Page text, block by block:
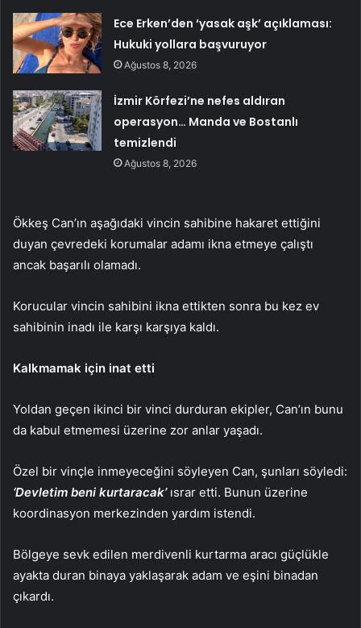
Ece Erken’den ‘yasak aşk’ açıklaması:
Hukuki yollara başvuruyor
Ağustos 8, 2026
İzmir Körfezi’ne nefes aldıran
operasyon… Manda ve Bostanlı
temizlendi
Ağustos 8, 2026
Ökkeş Can’ın aşağıdaki vincin sahibine hakaret ettiğini
duyan çevredeki korumalar adamı ikna etmeye çalıştı
ancak başarılı olamadı.
Korucular vincin sahibini ikna ettikten sonra bu kez ev
sahibinin inadı ile karşı karşıya kaldı.
Kalkmamak için inat etti
Yoldan geçen ikinci bir vinci durduran ekipler, Can’ın bunu
da kabul etmemesi üzerine zor anlar yaşadı.
Özel bir vinçle inmeyeceğini söyleyen Can, şunları söyledi:
‘Devletim beni kurtaracak’ısrar etti. Bunun üzerine
koordinasyon merkezinden yardım istendi.
Bölgeye sevk edilen merdivenli kurtarma aracı güçlükle
ayakta duran binaya yaklaşarak adam ve eşini binadan
çıkardı.